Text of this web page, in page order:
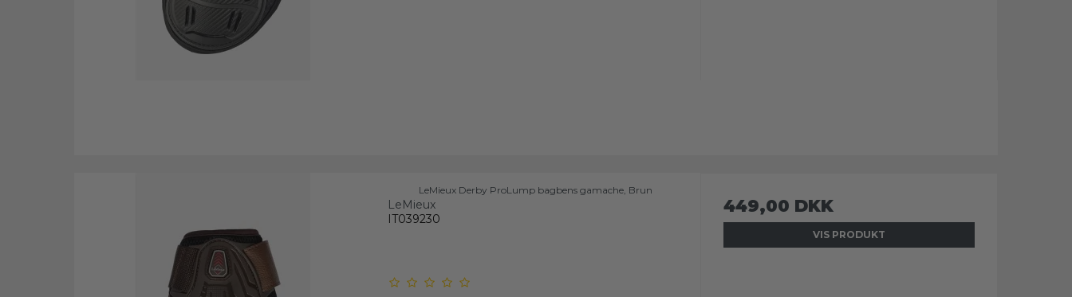
LeMieux Derby ProLump bagbens gamache, Brun
LeMieux
IT039230
449,00 DKK
VIS PRODUKT